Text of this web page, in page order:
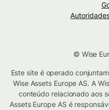
© Wise
Este site é operado
Wise Assets Europe AS. A
conteúdo relacionado aos
Assets Europe AS é